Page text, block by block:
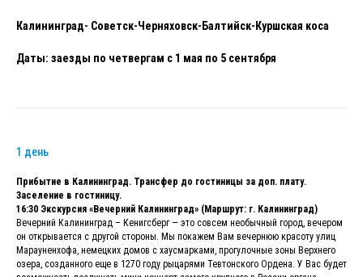
Калининград- Советск-Черняховск-Балтийск-Куршская коса
Даты: заезды по четвергам с 1 мая по 5 сентября
1 день
Прибытие в Калининград. Трансфер до гостиницы за доп. плату.
Заселение в гостиницу.
16:30 Экскурсия «Вечерний Калининград» (Маршрут: г. Калининград)
Вечерний Калининград – Кенигсберг — это совсем необычный город, вечером
он открывается с другой стороны. Мы покажем Вам вечернюю красоту улиц
Марауненхофа, немецких домов с хаусмарками, прогулочные зоны Верхнего
озера, созданного еще в 1270 году рыцарями Тевтонского Ордена. У Вас будет